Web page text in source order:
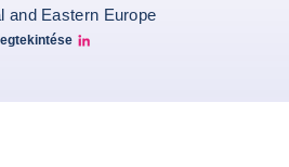
and Eastern Europe
sielewicz linkedin